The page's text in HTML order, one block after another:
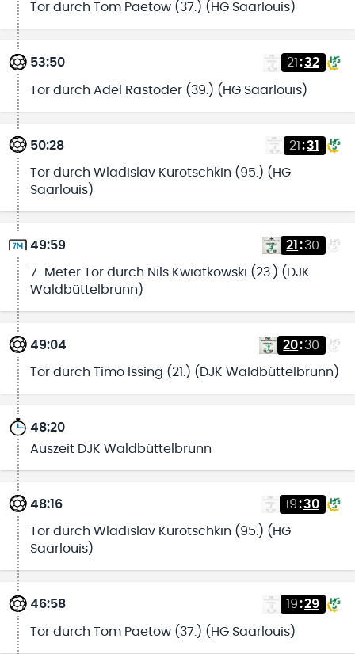
Tor durch Tom Paetow (37.) (HG Saarlouis)
53:50 21 :32
Tor durch Adel Rastoder (39.) (HG Saarlouis)
50:28 21 :31
Tor durch Wladislav Kurotschkin (95.) (HG
Saarlouis)
49:59 21 :30
7-Meter Tor durch Nils Kwiatkowski (23.) (DJK
Waldbüttelbrunn)
49:04 20:30
Tor durch Timo Issing (21.) (DJK Waldbüttelbrunn)
48:20
Auszeit DJK Waldbüttelbrunn
48:16 19:30
Tor durch Wladislav Kurotschkin (95.) (HG
Saarlouis)
46:58 19:29
Tor durch Tom Paetow (37.) (HG Saarlouis)